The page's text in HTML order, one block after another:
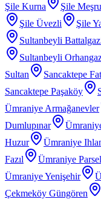
Şile Kurna
Şile
Şile Üvezli
Şile
Sultanbeyli
Sultanbeyli
Sultan
Sancaktepe
Sancaktepe Paşaköy
Ümraniye Armağanevler
Dumlupınar
Huzur
Ümraniye
Fazıl
Ümraniye
Ümraniye Yenişehir
Çekmeköy Güngören